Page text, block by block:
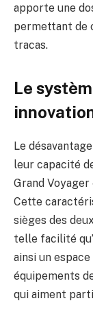
apporte une
permettant de
tracas.
Le
Le
leur capacité
Grand
Cette
sièges des
telle facilité
ainsi un
équipements
qui aiment